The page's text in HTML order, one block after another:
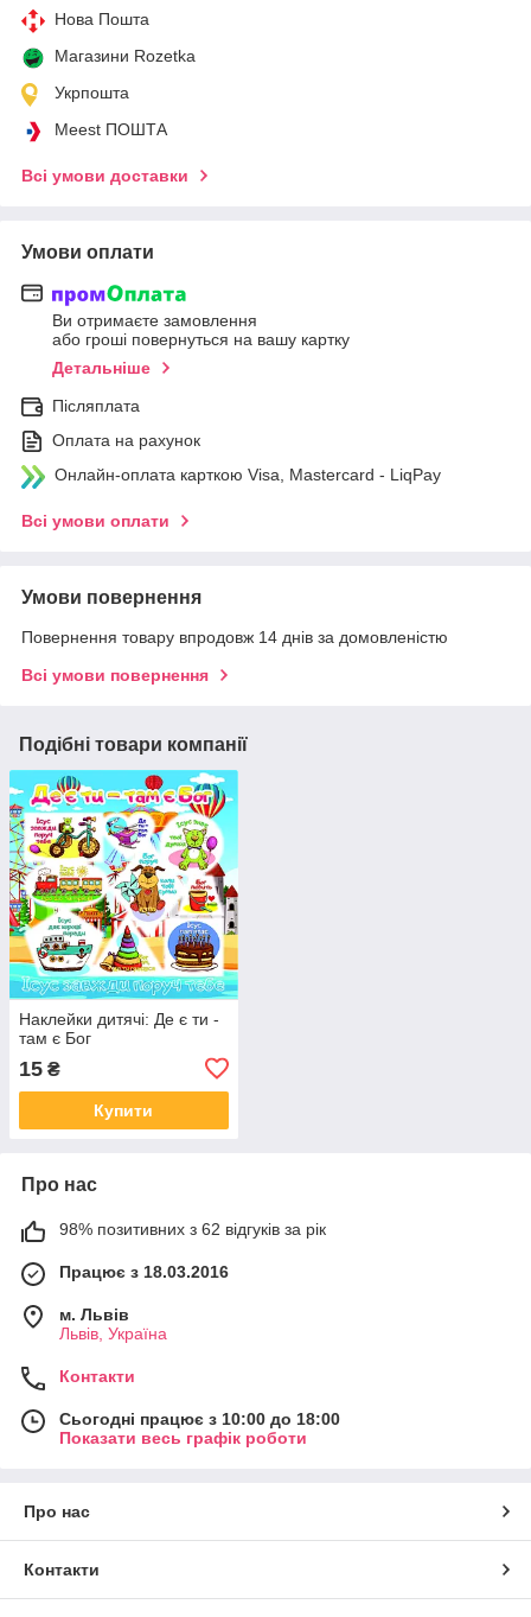
Нова Пошта
Магазини Rozetka
Укрпошта
Meest ПОШТА
Всі умови доставки
Умови оплати
Ви отримаєте замовлення
або гроші повернуться на вашу картку
Детальніше
Післяплата
Оплата на рахунок
Онлайн-оплата карткою Visa, Mastercard - LiqPay
Всі умови оплати
Умови повернення
Повернення товару впродовж 14 днів за домовленістю
Всі умови повернення
Подібні товари компанії
Наклейки дитячі: Де є ти -
там є Бог
15 ₴
Купити
Про нас
98% позитивних з 62 відгуків за рік
Працює з 18.03.2016
м. Львів
Львів, Україна
Контакти
Сьогодні працює з 10:00 до 18:00
Показати весь графік роботи
Про нас
Контакти